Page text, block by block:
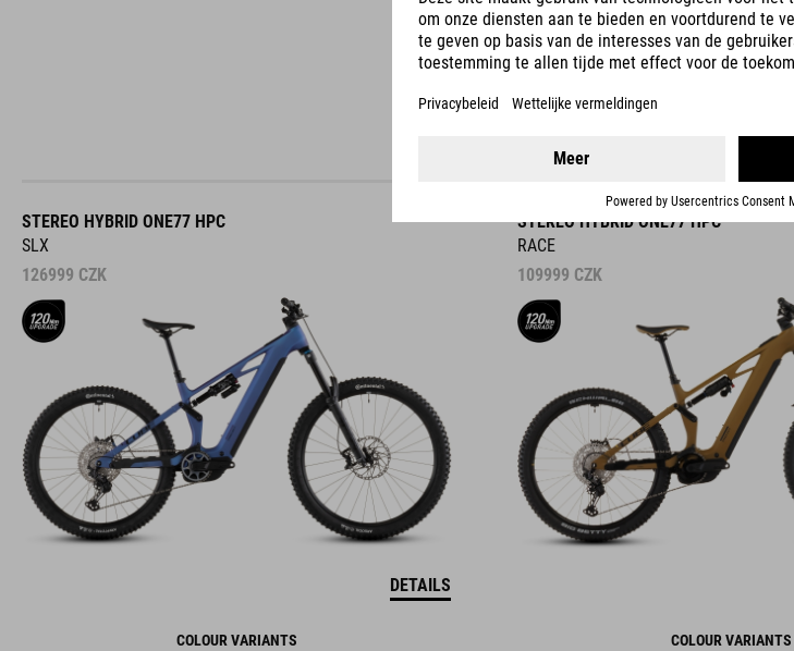
COLOUR VARIANTS
STEREO HYBRID ONE77 HPC
SLX
126999 CZK
DETAILS
COLOUR VARIANTS
STEREO HYBRID ONE77 HPC
RACE
109999 CZK
COLOUR VARIANTS